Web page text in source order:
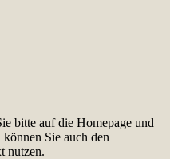
bitte auf die Homepage und
Sie auch den
nutzen.